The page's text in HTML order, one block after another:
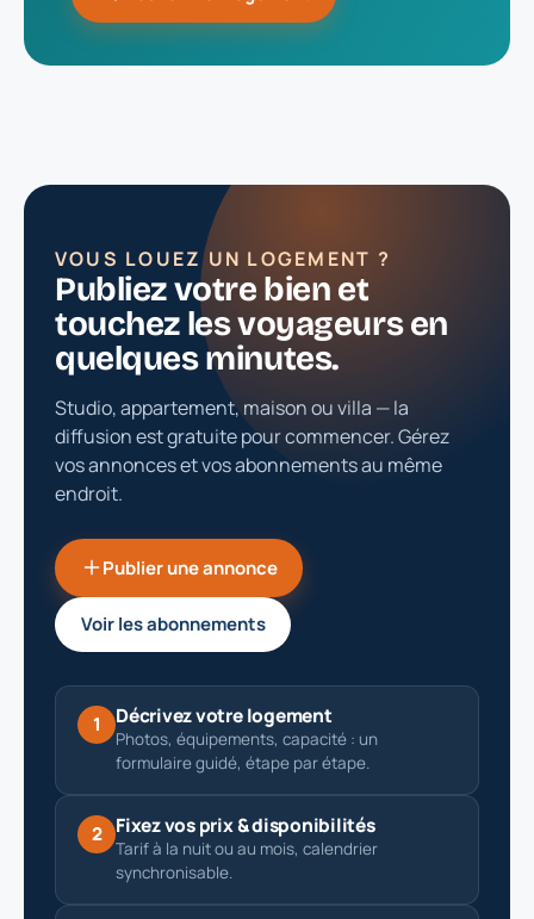
VOUS LOUEZ UN LOGEMENT ?
Publiez votre bien et
touchez les voyageurs en
quelques minutes.
Studio, appartement, maison ou villa — la
diffusion est gratuite pour commencer. Gérez
vos annonces et vos abonnements au même
endroit.
Publier une annonce
Voir les abonnements
1 Décrivez votre logement
Photos, équipements, capacité : un
formulaire guidé, étape par étape.
2 Fixez vos prix & disponibilités
Tarif à la nuit ou au mois, calendrier
synchronisable.